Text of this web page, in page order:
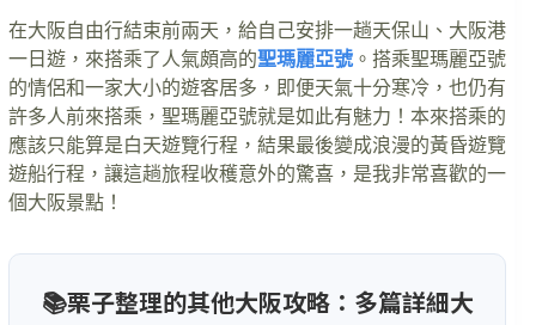
在大阪自由行結束前兩天，給自己安排一趟天保山、大阪港
一日遊，來搭乘了人氣頗高的聖瑪麗亞號 。搭乘聖瑪麗亞號
的情侶和一家大小的遊客居多，即便天氣十分寒冷，也仍有
許多人前來搭乘，聖瑪麗亞號就是如此有魅力！本來搭乘的
應該只能算是白天遊覽行程，結果最後變成浪漫的黃昏遊覽
遊船行程，讓這趟旅程收穫意外的驚喜，是我非常喜歡的一
個大阪景點！
📚栗子整理的其他大阪攻略：多篇詳細大